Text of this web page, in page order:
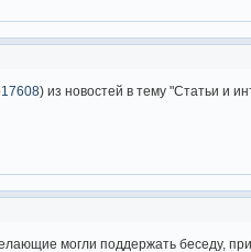
) из новостей в тему "Статьи и
могли поддержать беседу,